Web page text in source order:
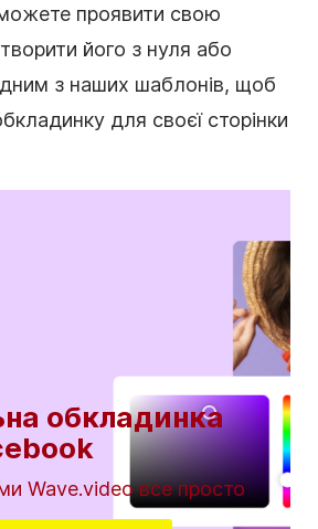
проявити свою
його з нуля або
з наших шаблонів, щоб
для своєї сторінки
обкладинка
Wave.video все просто